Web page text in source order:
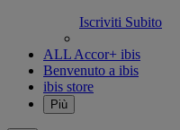
Iscriviti Subito
ALL Accor+ ibis
Benvenuto a ibis
ibis store
Più